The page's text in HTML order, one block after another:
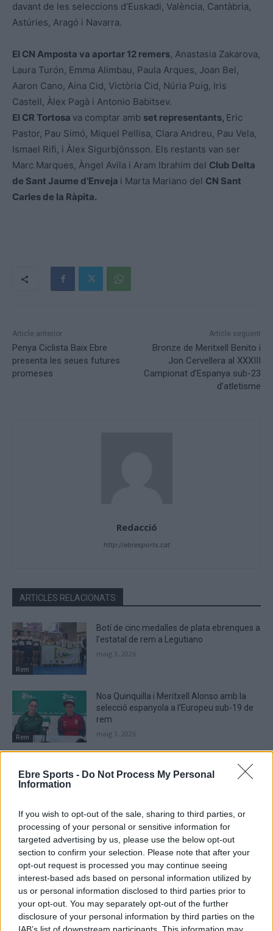
Ebre Sports - Do Not Process My Personal
Information
If you wish to opt-out of the sale, sharing to third parties, or
processing of your personal or sensitive information for
targeted advertising by us, please use the below opt-out
section to confirm your selection. Please note that after your
opt-out request is processed you may continue seeing
interest-based ads based on personal information utilized by
us or personal information disclosed to third parties prior to
your opt-out. You may separately opt-out of the further
disclosure of your personal information by third parties on the
davant de les seleccions d’Euskadi, València, Cantàbria,
Astúries, Aragó i Navarra.
El CN Amposta va aportar 12 remers, Anastasia Zakarova,
Laura Turón, Emma Alimbau, Paula Arques, Joan Bel,
Aaron Cano, Aina Cid, Victòria Cid, Núria Puig, Iris
Castell, Àlex Pagà i Antonio Babitsev.
El CR Tortosa va comptar amb set representants, Eric
Pastor, Pau Simó, Miquel Pellisa, Clara Andreu, Pau Vela,
Ismael Rifi, i Àlex Sigurbjönsson. Els restants van ser
Marc Marques, Àngel Avila i Aram Ibrahim del Club Delta
de Sant Jaume d’Enveja i Marta Mariano del CN Sant
Carles de la Ràpita.
Article anterior
Penya Ciclista Baix Ebre
presenta les seues futures
promeses
Article següent
Bronze de Meritxell Benito i
Jon Cervellera al XXXIII
Campionat d’Espanya sub-23
d’atletisme
Redacció
http://ebresports.cat
ARTICLES RELACIONATS
Rem
Botí de cinc medalles de plata ebrenques a
l’estatal de rem a Legutiano
maig 3, 2026
Rem
Noa Quinquilla i Meritxell Alonso amb la
selecció espanyola a l’Europeu sub-19 de
rem
maig 1, 2026
El quatre scull femení del CN Amposta
campió de la primera edició de la Lliga
DEIXA UNA RESPOSTA